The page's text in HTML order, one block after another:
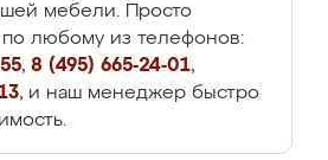
мебели. Просто
любому из телефонов:
, 8 (495) 665-24-01,
, и наш менеджер быстро